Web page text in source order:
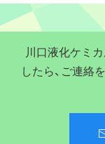
川口液化ケミ
したら、ご連絡